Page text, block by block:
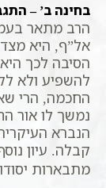
בחינה ב’ –
הרב מתאר
אל”ף, היא
הסיבה לכך
להשפיע ולא
החכמה, הרי
נמשך לו אור
הנברא
קבלה. עיון
מתבארות